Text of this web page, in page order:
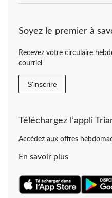
Soyez le premier à
Recevez votre circulaire
courriel
S'inscrire
Téléchargez l’appli
Accédez aux offres
En savoir plus